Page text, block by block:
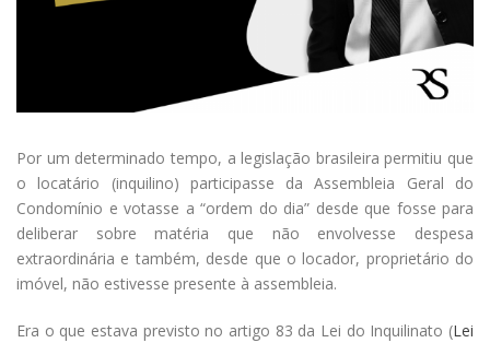
Por um determinado tempo, a legislação brasileira permitiu que
o locatário (inquilino) participasse da Assembleia Geral do
Condomínio e votasse a “ordem do dia” desde que fosse para
deliberar sobre matéria que não envolvesse despesa
extraordinária e também, desde que o locador, proprietário do
imóvel, não estivesse presente à assembleia.
Era o que estava previsto no artigo 83 da Lei do Inquilinato (Lei